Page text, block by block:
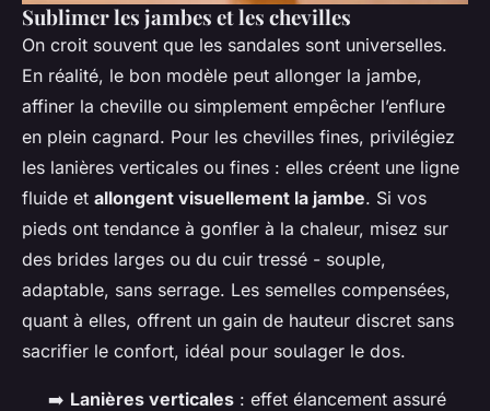
Sublimer les jambes et les chevilles
On croit souvent que les sandales sont universelles.
En réalité, le bon modèle peut allonger la jambe,
affiner la cheville ou simplement empêcher l’enflure
en plein cagnard. Pour les chevilles fines, privilégiez
les lanières verticales ou fines : elles créent une ligne
fluide et allongent visuellement la jambe. Si vos
pieds ont tendance à gonfler à la chaleur, misez sur
des brides larges ou du cuir tressé - souple,
adaptable, sans serrage. Les semelles compensées,
quant à elles, offrent un gain de hauteur discret sans
sacrifier le confort, idéal pour soulager le dos.
➡️ Lanières verticales : effet élancement assuré